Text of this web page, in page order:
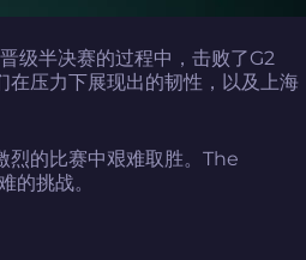
2024LONG
级半决赛的过程中，击败了G2
压力下展现出的韧性，以及上海
烈的比赛中艰难取胜。The
挑战。